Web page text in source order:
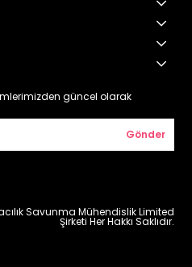
güncel olarak
Gönder
Savunma Mühendislik Limited
Şirketi Her Hakkı Saklıdır.